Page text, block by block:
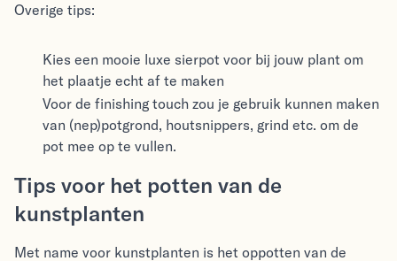
Overige tips:
Kies een mooie luxe sierpot voor bij jouw plant om
het plaatje echt af te maken
Voor de finishing touch zou je gebruik kunnen maken
van (nep)potgrond, houtsnippers, grind etc. om de
pot mee op te vullen.
Tips voor het potten van de
kunstplanten
Met name voor kunstplanten is het oppotten van de